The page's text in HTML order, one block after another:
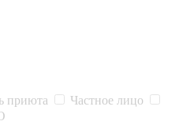
приюта
Частное лицо